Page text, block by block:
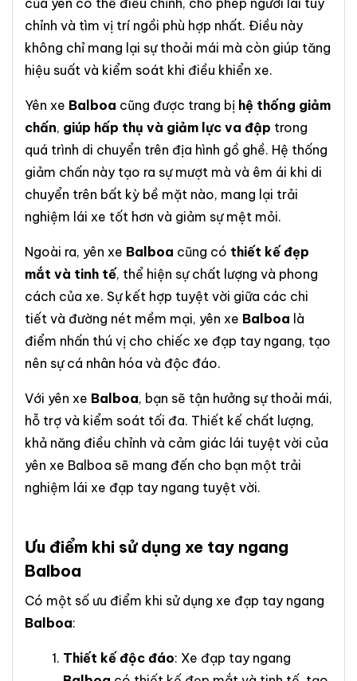
của yên có thể điều chỉnh, cho phép người lái tùy
chỉnh và tìm vị trí ngồi phù hợp nhất. Điều này
không chỉ mang lại sự thoải mái mà còn giúp tăng
hiệu suất và kiểm soát khi điều khiển xe.
Yên xe Balboa cũng được trang bị hệ thống giảm
chấn, giúp hấp thụ và giảm lực va đập trong
quá trình di chuyển trên địa hình gồ ghề. Hệ thống
giảm chấn này tạo ra sự mượt mà và êm ái khi di
chuyển trên bất kỳ bề mặt nào, mang lại trải
nghiệm lái xe tốt hơn và giảm sự mệt mỏi.
Ngoài ra, yên xe Balboa cũng có thiết kế đẹp
mắt và tinh tế, thể hiện sự chất lượng và phong
cách của xe. Sự kết hợp tuyệt vời giữa các chi
tiết và đường nét mềm mại, yên xe Balboa là
điểm nhấn thú vị cho chiếc xe đạp tay ngang, tạo
nên sự cá nhân hóa và độc đáo.
Với yên xe Balboa, bạn sẽ tận hưởng sự thoải mái,
hỗ trợ và kiểm soát tối đa. Thiết kế chất lượng,
khả năng điều chỉnh và cảm giác lái tuyệt vời của
yên xe Balboa sẽ mang đến cho bạn một trải
nghiệm lái xe đạp tay ngang tuyệt vời.
Ưu điểm khi sử dụng xe tay ngang
Balboa
Có một số ưu điểm khi sử dụng xe đạp tay ngang
Balboa:
Thiết kế độc đáo: Xe đạp tay ngang